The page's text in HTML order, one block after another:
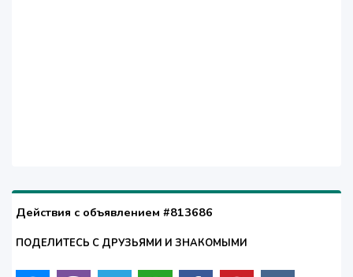
Действия с объявлением #813686
ПОДЕЛИТЕСЬ С ДРУЗЬЯМИ И ЗНАКОМЫМИ